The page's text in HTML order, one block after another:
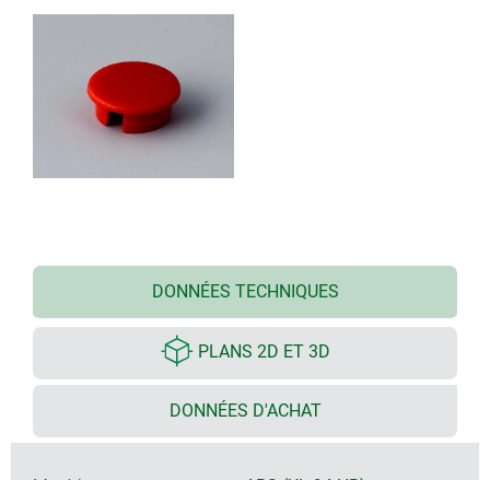
DONNÉES TECHNIQUES
PLANS 2D ET 3D
DONNÉES D'ACHAT